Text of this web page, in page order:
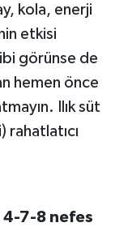
kola, enerji
etkisi
görünse de
hemen önce
Ilık süt
rahatlatıcı
4-7-8 nefes